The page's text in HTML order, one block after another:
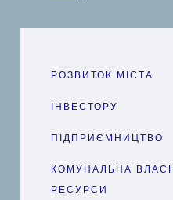
РОЗВИТОК МІСТА
ІНВЕСТОРУ
ПІДПРИЄМНИЦТВО
КОМУНАЛЬНА
РЕСУРСИ